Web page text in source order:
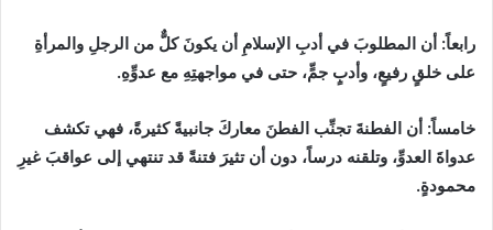
رابعاً: أن المطلوبَ في أدبِ الإسلامِ أن يكونَ كلٌّ من الرجلِ والمرأةِ
على خلقٍ رفيعٍ، وأدبٍ جمٍّ، حتى في مواجهتِهِ مع عدوِّهِ.
خامساً: أن الفطنةَ تجنِّب الفطنَ معاركَ جانبيةً كثيرةً، فهي تكشف
عدواةَ العدوِّ، وتلقنه درساً، دون أن تثيرَ فتنةً قد تنتهي إلى عواقبَ غيرِ
محمودةٍ.